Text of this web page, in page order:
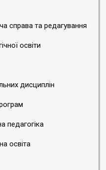
справа та редагування
освіти
дисциплін
педагогіка
освіта